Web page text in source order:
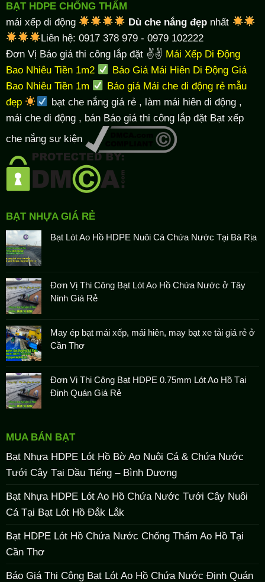
BẠT HDPE CHỐNG THẤM
mái xếp di động Dù che nắng đẹp nhất
Liên hệ: 0917 378 979 - 0979 102222
Đơn Vị Báo giá thi công lắp đặt ✌✌ Mái Xếp Di Động
Bao Nhiêu Tiền 1m2
Báo Giá Mái Hiên Di Động Giá
Bao Nhiêu Tiền 1m
Báo giá Mái che di động rẻ mẫu
đẹp
bạt che nắng giá rẻ, làm mái hiên di động,
mái che di động , bán Báo giá thi công lắp đặt Bạt xếp
che nắng sự kiện
BẠT NHỰA GIÁ RẺ
Bạt Lót Ao Hồ HDPE Nuôi Cá Chứa Nước Tại Bà Rịa
Đơn Vị Thi Công Bạt Lót Ao Hồ Chứa Nước ở Tây
Ninh Giá Rẻ
May ép bạt mái xếp, mái hiên, may bạt xe tải giá rẻ ở
Cần Thơ
Đơn Vị Thi Công Bạt HDPE 0.75mm Lót Ao Hồ Tại
Định Quán Giá Rẻ
MUA BÁN BẠT
Bạt Nhựa HDPE Lót Hồ Bờ Ao Nuôi Cá & Chứa Nước
Tưới Cây Tại Dầu Tiếng – Bình Dương
Bạt Nhựa HDPE Lót Ao Hồ Chứa Nước Tưới Cây Nuôi
Cá Tại Bạt Lót Hồ Đắk Lắk
Bạt HDPE Lót Hồ Chứa Nước Chống Thấm Ao Hồ Tại
Cần Thơ
Báo Giá Thi Công Bạt Lót Ao Hồ Chứa Nước Định Quán